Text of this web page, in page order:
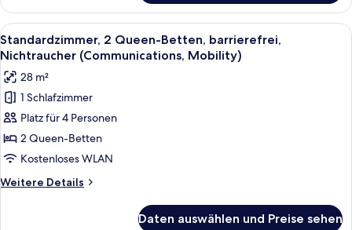
2 Queen-
Betten,
barrierefrei,
Nichtraucher
(Communications,
Mobility)
Alle
Fotos
für
Standardzimmer,
2 Queen-
Betten,
barrierefrei,
Nichtraucher
(Communications,
Mobility)
Ein modernes Badezimmer mit
9
Standardzimmer, 2 Queen-Betten, barrierefrei,
Nichtraucher (Communications, Mobility)
28 m²
1 Schlafzimmer
Platz für 4 Personen
2 Queen-Betten
Kostenloses WLAN
Weitere Details
Weitere
Daten auswählen und Preise sehen